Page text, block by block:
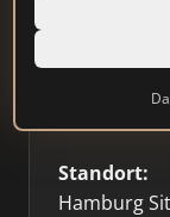
Standort:
Hamburg